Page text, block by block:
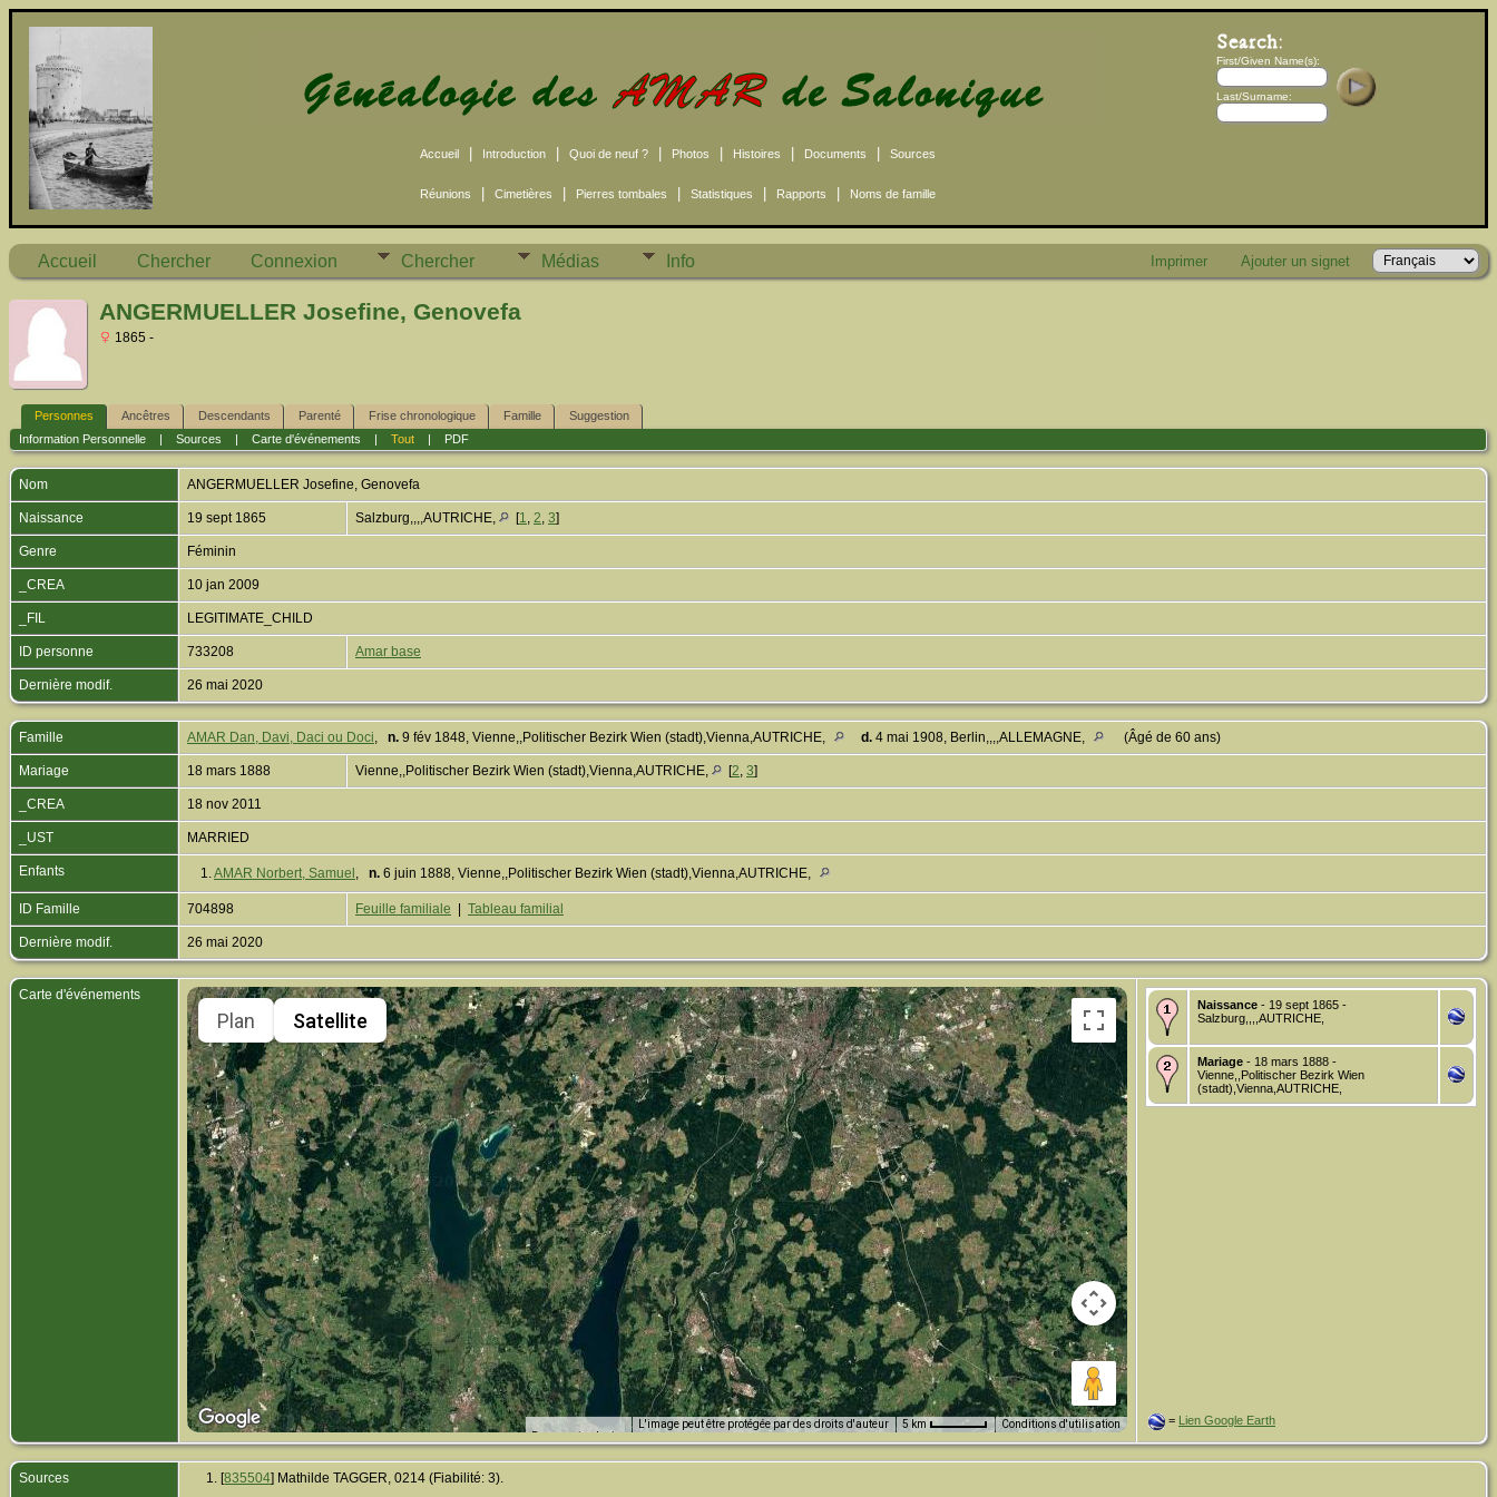
Accueil Introduction Quoi de neuf ? Photos Histoires Documents Sources
Réunions Cimetières Pierres tombales Statistiques Rapports Noms de famille
First/Given Name(s):
Last/Surname:
Accueil Chercher Connexion Chercher Médias Info Imprimer Ajouter un signet
ANGERMUELLER Josefine, Genovefa
1865 -
Personnes Ancêtres Descendants Parenté Frise chronologique Famille
Suggestion
Information Personnelle| Sources Carte d'événements Tout| PDF
Nom ANGERMUELLER Josefine, Genovefa
Naissance 19 sept 1865 Salzburg,,,,AUTRICHE, [1, 2, 3]
Genre Féminin
_CREA 10 jan 2009
_FIL LEGITIMATE_CHILD
ID personne 733208 Amar base
Dernière modif. 26 mai 2020
Famille AMAR Dan, Davi, Daci ou Doci, n. 9 fév 1848, Vienne,,Politischer Bezirk Wien (stadt),Vienna,AUTRICHE, d. 4 mai 1908, Berlin,,,,ALLEMAGNE, (Âgé de 60 ans)
Mariage 18 mars 1888 Vienne,,Politischer Bezirk Wien (stadt),Vienna,AUTRICHE, [2, 3]
_CREA 18 nov 2011
_UST MARRIED
Enfants 1.AMAR Norbert, Samuel , n. 6 juin 1888, Vienne,,Politischer Bezirk Wien (stadt),Vienna,AUTRICHE,
ID Famille 704898 Feuille familiale Tableau familial
Dernière modif. 26 mai 2020
Carte d'événements
Plan Satellite
Raccourcis clavier
L'image peut être protégée par des droits d'auteur 5 km Conditions d'utilisation
Naissance - 19 sept 1865 -
Salzburg,,,,AUTRICHE,
Mariage - 18 mars 1888 -
Vienne,,Politischer Bezirk Wien
(stadt),Vienna,AUTRICHE,
= Lien Google Earth
Sources [835504] Mathilde TAGGER, 0214 (Fiabilité: 3).